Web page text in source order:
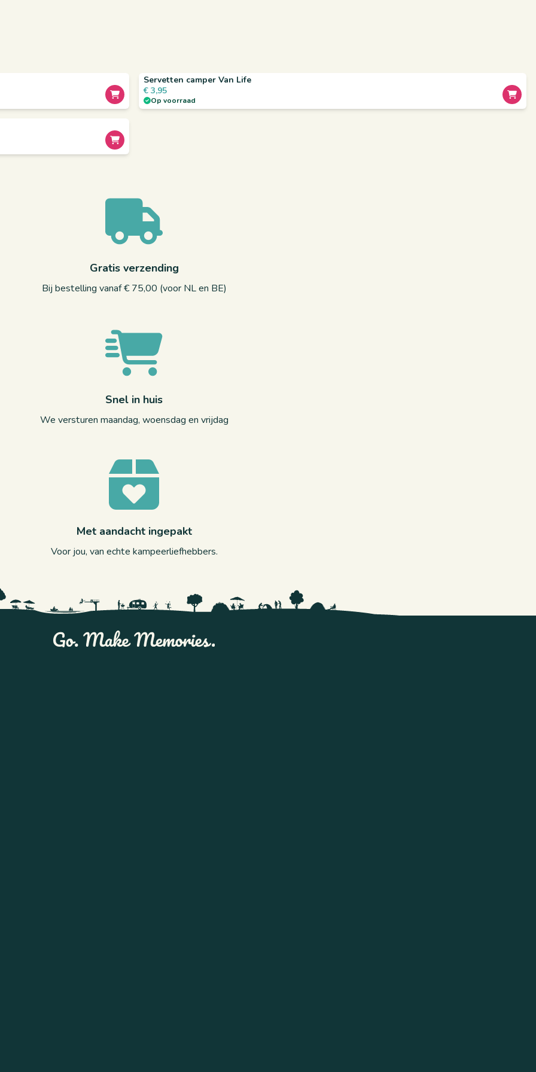
Servetten camper Van Life
Op voorraad
€ 3,95
Gratis verzending
Bij bestelling vanaf € 75,00 (voor NL en BE)
Snel in huis
We versturen maandag, woensdag en vrijdag
Met aandacht ingepakt
Voor jou, van echte kampeerliefhebbers.